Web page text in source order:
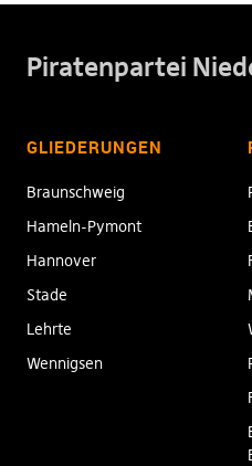
Piratenpartei
GLIEDERUNGEN
Braunschweig
Hameln-Pymont
Hannover
Stade
Lehrte
Wennigsen